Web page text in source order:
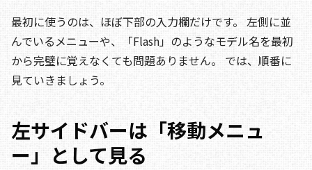
最初に使うのは、ほぼ下部の入力欄だけです。 左側に並
んでいるメニューや、「Flash」のようなモデル名を最初
から完璧に覚えなくても問題ありません。 では、順番に
見ていきましょう。
左サイドバーは「移動メニュ
ー」として見る